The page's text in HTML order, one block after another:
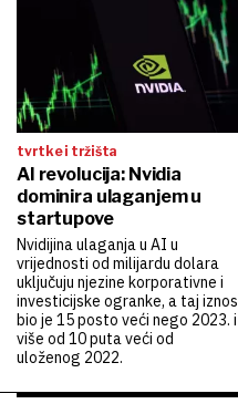
tvrtke i tržišta
AI revolucija: Nvidia
dominira ulaganjem u
startupove
Nvidijina ulaganja u AI u
vrijednosti od milijardu dolara
uključuju njezine korporativne i
investicijske ogranke, a taj iznos
bio je 15 posto veći nego 2023. i
više od 10 puta veći od
uloženog 2022.